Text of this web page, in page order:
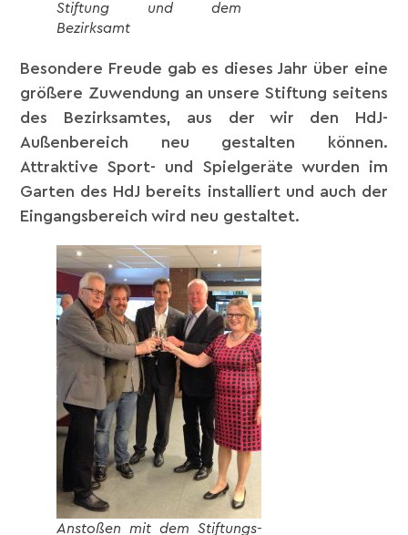
Stiftung und dem
Bezirksamt
Besondere Freude gab es dieses Jahr über eine
größere Zuwendung an unsere Stiftung seitens
des Bezirksamtes, aus der wir den HdJ-
Außenbereich neu gestalten können.
Attraktive Sport- und Spielgeräte wurden im
Garten des HdJ bereits installiert und auch der
Eingangsbereich wird neu gestaltet.
Anstoßen mit dem Stiftungs-